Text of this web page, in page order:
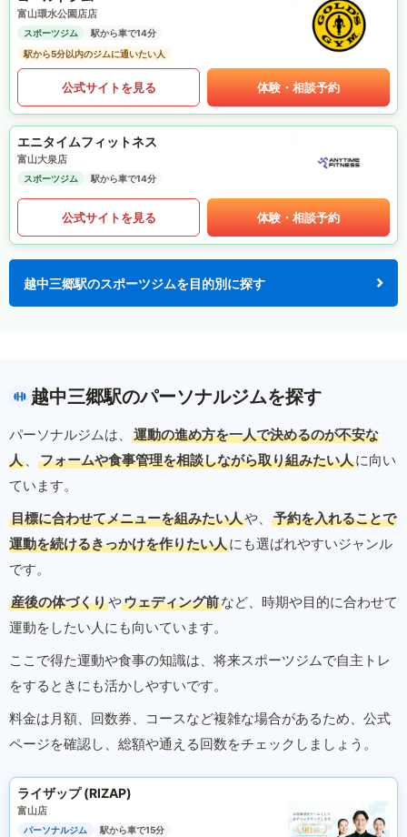
富山環水公園店店
スポーツジム
駅から車で14分
駅から5分以内のジムに通いたい人
公式サイトを見る 体験・相談予約
エニタイムフィットネス
富山大泉店
スポーツジム 駅から車で14分
公式サイトを見る 体験・相談予約
越中三郷駅のスポーツジムを目的別に探す
越中三郷駅のパーソナルジムを探す
パーソナルジムは、
運動の進め方を一人で決めるのが不安な
人 、 フォームや食事管理を相談しながら取り組みたい人に向い
ています。
目標に合わせてメニューを組みたい人や、
予約を入れることで
運動を続けるきっかけを作りたい人にも選ばれやすいジャンル
です。
産後の体づくりやウェディング前など、時期や目的に合わせて
運動をしたい人にも向いています。
ここで得た運動や食事の知識は、将来スポーツジムで自主トレ
をするときにも活かしやすいです。
料金は月額、回数券、コースなど複雑な場合があるため、公式
ページを確認し、総額や通える回数をチェックしましょう。
ライザップ (RIZAP)
富山店
パーソナルジム
駅から車で15分